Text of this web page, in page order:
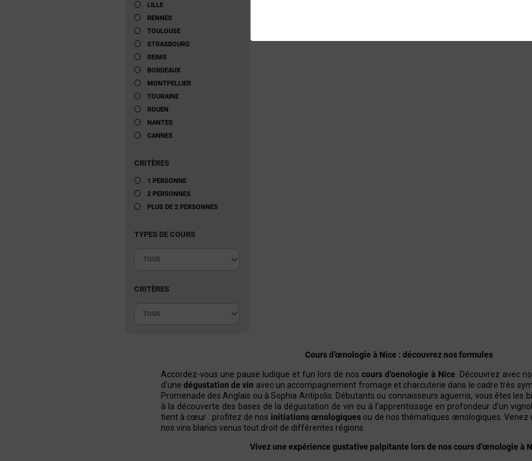
LILLE
RENNES
TOULOUSE
STRASBOURG
REIMS
BORDEAUX
MONTPELLIER
TOURAINE
ROUEN
NANTES
CANNES
CRITÈRES
1 PERSONNE
2 PERSONNES
PLUS DE 2 PERSONNES
TYPES DE COURS
CRITÈRES
Cours d’œnologie à Nice : découvrez nos formules
Accordez-vous une pause ludique et fun lors de nos cours d’oenologie à Nice. Découvrez avec
d’une dégustation de vin avec un accompagnement fromage et charcuterie dans le cadre très
Promenade des Anglais ou à Sophia Antipolis. Débutants ou connaisseurs aguerris, vous êtes les
à la découverte des bases de la dégustation de vin ou à l’apprentissage en profondeur d’un
tient à cœur : profitez de nos initiations œnologiques ou de nosthématiques œnologiques. Venez
nos vins blancs venus tout droit de différentes régions.
Vivez une expérience gustative palpitante lors de nos cours d’œnologie à